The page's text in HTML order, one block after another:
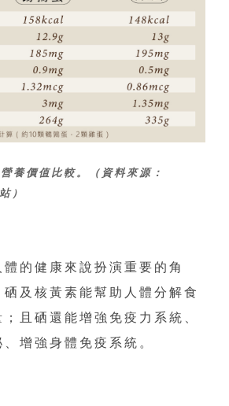
養價值比較。（資料來源：
）
的健康來說扮演重要的角
及核黃素能幫助人體分解食
且硒還能增強免疫力系統、
增強身體免疫系統。